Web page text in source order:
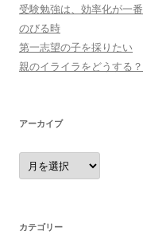
受験勉強は、効率化が一番
のびる時
第一志望の子を採りたい
親のイライラをどうする？
アーカイブ
ア
ー
カ
カテゴリー